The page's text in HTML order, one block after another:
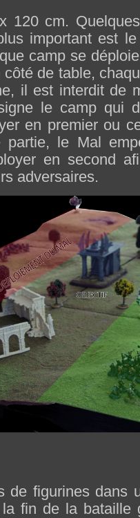
120 cm.
important est
camp se
de table,
il est interdit de
le camp qui
en premier ou
partie, le Mal
en second
adversaires.
de figurines dans
fin de la bataille